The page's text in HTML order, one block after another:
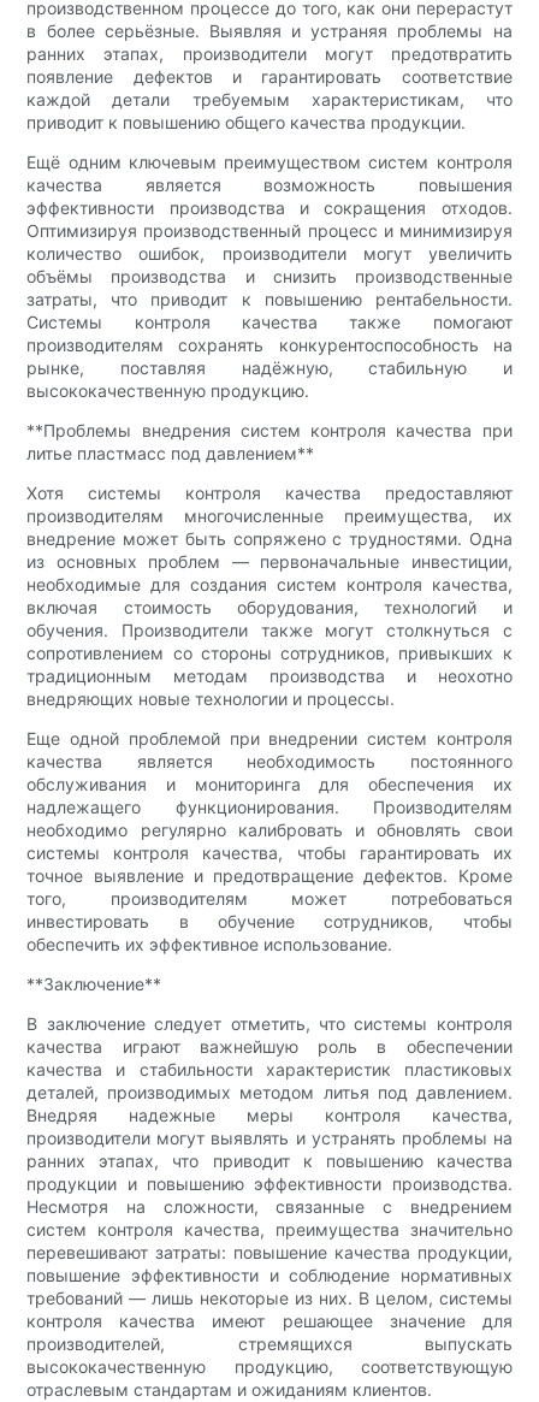
производственном процессе до того, как они перерастут
в более серьёзные. Выявляя и устраняя проблемы на
ранних этапах, производители могут предотвратить
появление дефектов и гарантировать соответствие
каждой детали требуемым характеристикам, что
приводит к повышению общего качества продукции.
Ещё одним ключевым преимуществом систем контроля
качества является возможность повышения
эффективности производства и сокращения отходов.
Оптимизируя производственный процесс и минимизируя
количество ошибок, производители могут увеличить
объёмы производства и снизить производственные
затраты, что приводит к повышению рентабельности.
Системы контроля качества также помогают
производителям сохранять конкурентоспособность на
рынке, поставляя надёжную, стабильную и
высококачественную продукцию.
**Проблемы внедрения систем контроля качества при
литье пластмасс под давлением**
Хотя системы контроля качества предоставляют
производителям многочисленные преимущества, их
внедрение может быть сопряжено с трудностями. Одна
из основных проблем — первоначальные инвестиции,
необходимые для создания систем контроля качества,
включая стоимость оборудования, технологий и
обучения. Производители также могут столкнуться с
сопротивлением со стороны сотрудников, привыкших к
традиционным методам производства и неохотно
внедряющих новые технологии и процессы.
Еще одной проблемой при внедрении систем контроля
качества является необходимость постоянного
обслуживания и мониторинга для обеспечения их
надлежащего функционирования. Производителям
необходимо регулярно калибровать и обновлять свои
системы контроля качества, чтобы гарантировать их
точное выявление и предотвращение дефектов. Кроме
того, производителям может потребоваться
инвестировать в обучение сотрудников, чтобы
обеспечить их эффективное использование.
**Заключение**
В заключение следует отметить, что системы контроля
качества играют важнейшую роль в обеспечении
качества и стабильности характеристик пластиковых
деталей, производимых методом литья под давлением.
Внедряя надежные меры контроля качества,
производители могут выявлять и устранять проблемы на
ранних этапах, что приводит к повышению качества
продукции и повышению эффективности производства.
Несмотря на сложности, связанные с внедрением
систем контроля качества, преимущества значительно
перевешивают затраты: повышение качества продукции,
повышение эффективности и соблюдение нормативных
требований — лишь некоторые из них. В целом, системы
контроля качества имеют решающее значение для
производителей, стремящихся выпускать
высококачественную продукцию, соответствующую
отраслевым стандартам и ожиданиям клиентов.